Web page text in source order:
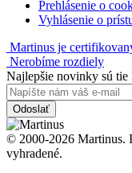
Prehlásenie o
Vyhlásenie o
Martinus je
Nerobíme rozdiely
Najlepšie novinky sú
Odoslať
© 2000-2026 Martinus.
vyhradené.